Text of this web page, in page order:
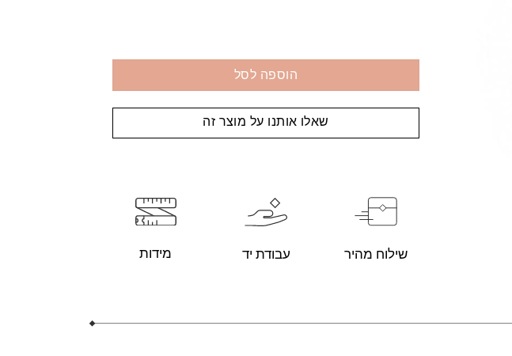
הוספה לסל
שאלו אותנו על מוצר זה
שילוח מהיר עבודת יד מידות